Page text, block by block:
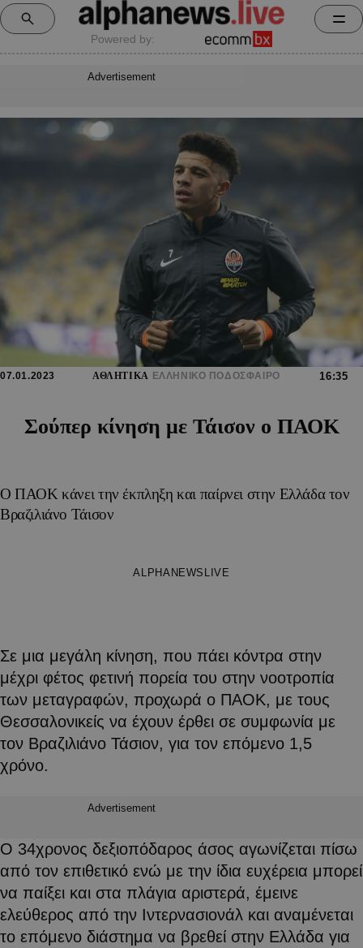
Powered by:
Advertisement
07.01.2023 ΑΘΛΗΤΙΚΑ ΕΛΛΗΝΙΚΟ ΠΟΔΟΣΦΑΙΡΟ 16:35
Σούπερ κίνηση με Τάισον ο ΠΑΟΚ
Ο ΠΑΟΚ κάνει την έκπληξη και παίρνει στην Ελλάδα τον
Βραζιλιάνο Τάισον
ALPHANEWSLIVE
Σε μια μεγάλη κίνηση, που πάει κόντρα στην
μέχρι φέτος φετινή πορεία του στην νοοτροπία
των μεταγραφών, προχωρά ο ΠΑΟΚ, με τους
Θεσσαλονικείς να έχουν έρθει σε συμφωνία με
τον Βραζιλιάνο Τάσιον, για τον επόμενο 1,5
χρόνο.
Advertisement
Ο 34χρονος δεξιοπόδαρος άσος αγωνίζεται πίσω
από τον επιθετικό ενώ με την ίδια ευχέρεια μπορεί
να παίξει και στα πλάγια αριστερά, έμεινε
ελεύθερος από την Ιντερνασιονάλ και αναμένεται
το επόμενο διάστημα να βρεθεί στην Ελλάδα για